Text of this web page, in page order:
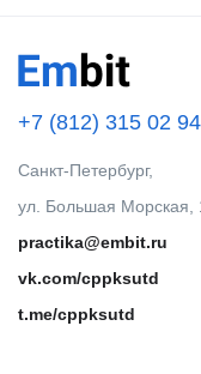
+7 (812) 315 02 94
Санкт-Петербург,
ул. Большая Морская,
practika@embit.ru
vk.com/cppksutd
t.me/cppksutd